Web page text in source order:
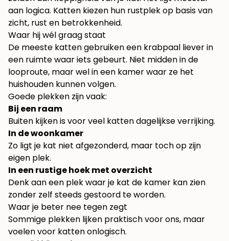
aan logica. Katten kiezen hun rustplek op basis van
zicht, rust en betrokkenheid.
Waar hij wél graag staat
De meeste katten gebruiken een krabpaal liever in
een ruimte waar iets gebeurt. Niet midden in de
looproute, maar wel in een kamer waar ze het
huishouden kunnen volgen.
Goede plekken zijn vaak:
Bij een raam
Buiten kijken is voor veel katten dagelijkse verrijking.
In de woonkamer
Zo ligt je kat niet afgezonderd, maar toch op zijn
eigen plek.
In een rustige hoek met overzicht
Denk aan een plek waar je kat de kamer kan zien
zonder zelf steeds gestoord te worden.
Waar je beter nee tegen zegt
Sommige plekken lijken praktisch voor ons, maar
voelen voor katten onlogisch.